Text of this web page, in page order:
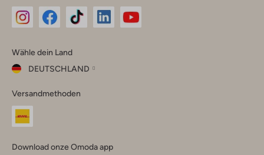
Instagram
Facebook
TikTok
Wähle dein Land
DEUTSCHLAND
dein
Land
Versandmethoden
Download onze Omoda app